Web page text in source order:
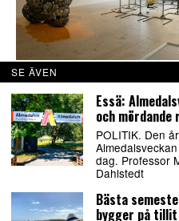
Heidi Edström gör konst som
både triggar och berör
KONST·KULTUR
SE ÄVEN
Essä:
och mördande
POLITIK. Den
dag. Professor
Dahlstedt
Bästa
bygger på tillit